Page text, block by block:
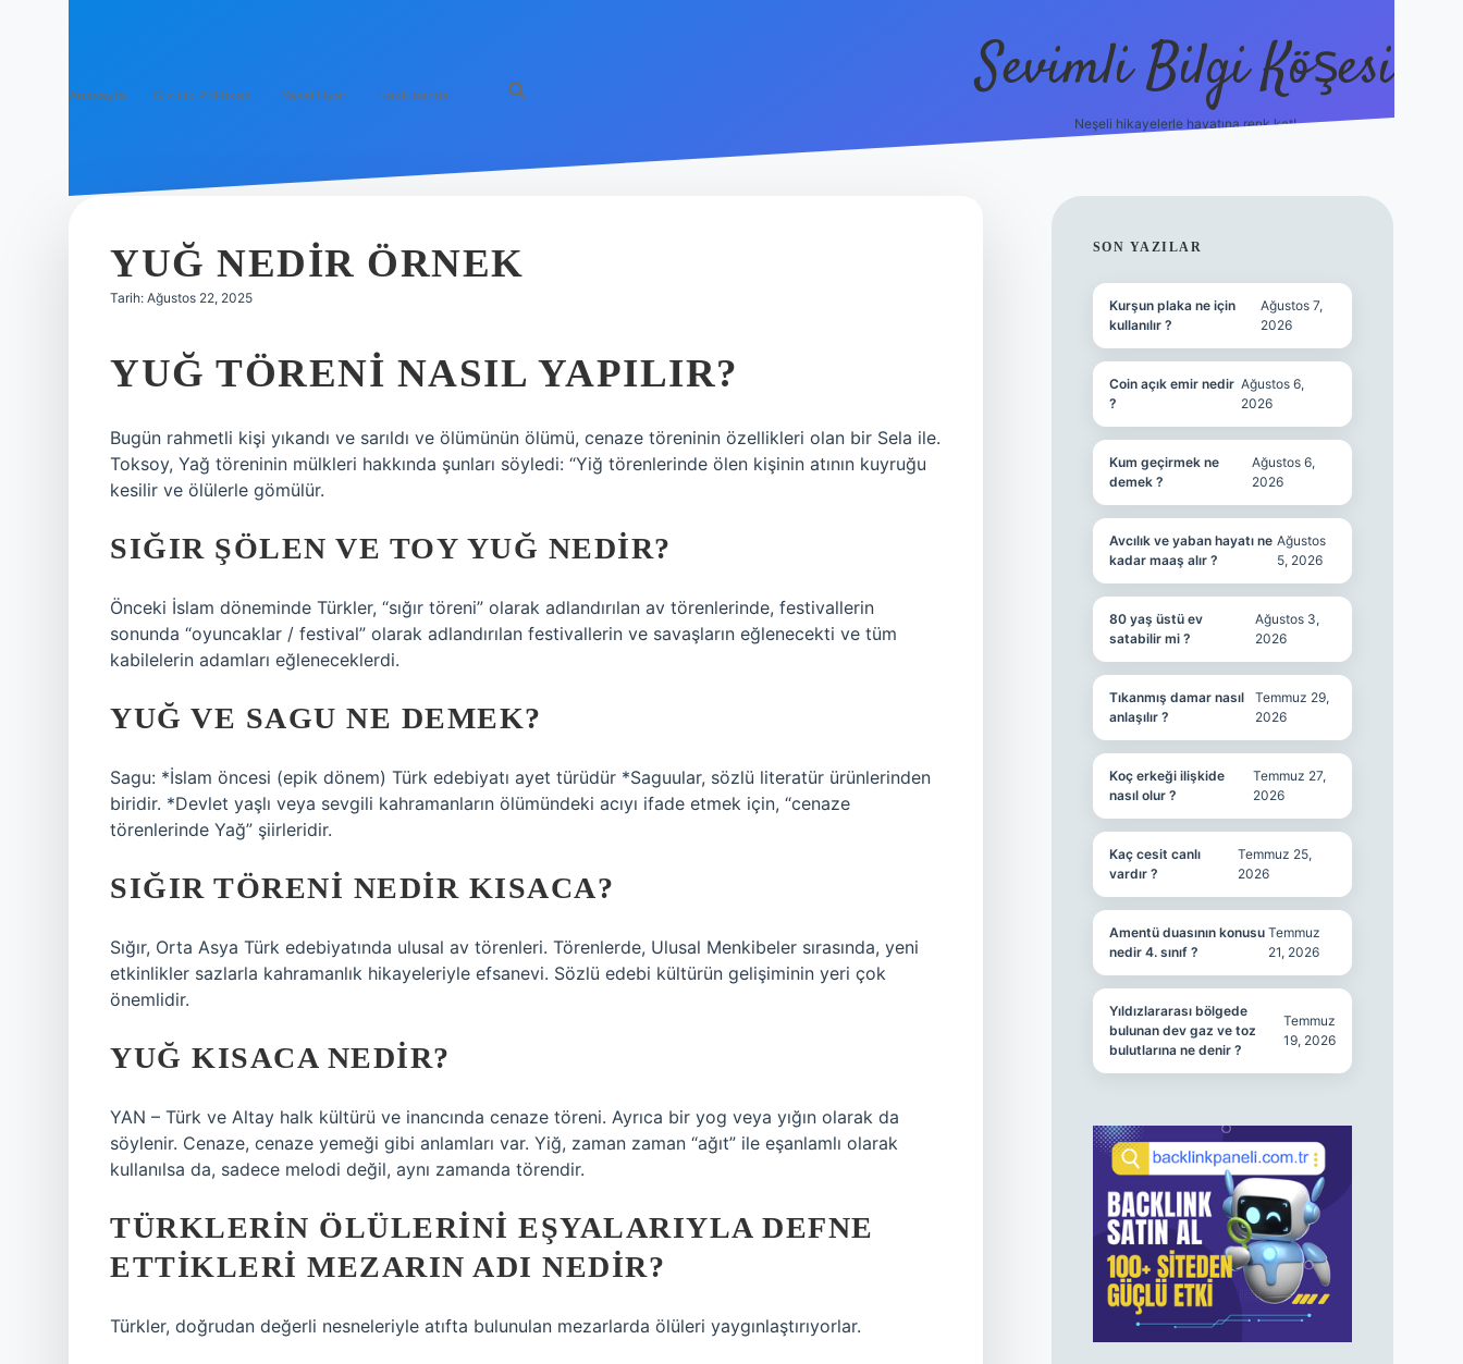
Anasayfa Gizlilik Politikası Yasal Uyarı Hakkımızda Sevimli Bilgi Köşesi
Neşeli hikayelerle hayatına renk kat!
YUĞ NEDIR ÖRNEK
Tarih: Ağustos 22, 2025
YUĞ TÖRENI NASIL YAPILIR?
Bugün rahmetli kişi yıkandı ve sarıldı ve ölümünün ölümü, cenaze töreninin özellikleri olan bir Sela ile.
Toksoy, Yağ töreninin mülkleri hakkında şunları söyledi: “Yiğ törenlerinde ölen kişinin atının kuyruğu
kesilir ve ölülerle gömülür.
SIĞIR ŞÖLEN VE TOY YUĞ NEDIR?
Önceki İslam döneminde Türkler, “sığır töreni” olarak adlandırılan av törenlerinde, festivallerin
sonunda “oyuncaklar / festival” olarak adlandırılan festivallerin ve savaşların eğlenecekti ve tüm
kabilelerin adamları eğleneceklerdi.
YUĞ VE SAGU NE DEMEK?
Sagu: *İslam öncesi (epik dönem) Türk edebiyatı ayet türüdür *Saguular, sözlü literatür ürünlerinden
biridir. *Devlet yaşlı veya sevgili kahramanların ölümündeki acıyı ifade etmek için, “cenaze
törenlerinde Yağ” şiirleridir.
SIĞIR TÖRENI NEDIR KISACA?
Sığır, Orta Asya Türk edebiyatında ulusal av törenleri. Törenlerde, Ulusal Menkibeler sırasında, yeni
etkinlikler sazlarla kahramanlık hikayeleriyle efsanevi. Sözlü edebi kültürün gelişiminin yeri çok
önemlidir.
YUĞ KISACA NEDIR?
YAN – Türk ve Altay halk kültürü ve inancında cenaze töreni. Ayrıca bir yog veya yığın olarak da
söylenir. Cenaze, cenaze yemeği gibi anlamları var. Yiğ, zaman zaman “ağıt” ile eşanlamlı olarak
kullanılsa da, sadece melodi değil, aynı zamanda törendir.
TÜRKLERIN ÖLÜLERINI EŞYALARIYLA DEFNE
ETTIKLERI MEZARIN ADI NEDIR?
Türkler, doğrudan değerli nesneleriyle atıfta bulunulan mezarlarda ölüleri yaygınlaştırıyorlar.
SIDEBAR
SON YAZILAR
Kurşun plaka ne için
kullanılır ?
Ağustos 7,
2026
Coin açık emir nedir
?
Ağustos 6,
2026
Kum geçirmek ne
demek ?
Ağustos 6,
2026
Avcılık ve yaban hayatı ne
kadar maaş alır ?
Ağustos
5, 2026
80 yaş üstü ev
satabilir mi ?
Ağustos 3,
2026
Tıkanmış damar nasıl
anlaşılır ?
Temmuz 29,
2026
Koç erkeği ilişkide
nasıl olur ?
Temmuz 27,
2026
Kaç cesit canlı
vardır ?
Temmuz 25,
2026
Amentü duasının konusu
nedir 4. sınıf ?
Temmuz
21, 2026
Yıldızlararası bölgede
bulunan dev gaz ve toz
bulutlarına ne denir ?
Temmuz
19, 2026
hiltonbet güncel giriş